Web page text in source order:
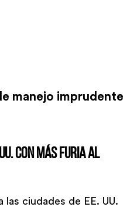
manejo imprudente
con más furia al
las ciudades de EE. UU.